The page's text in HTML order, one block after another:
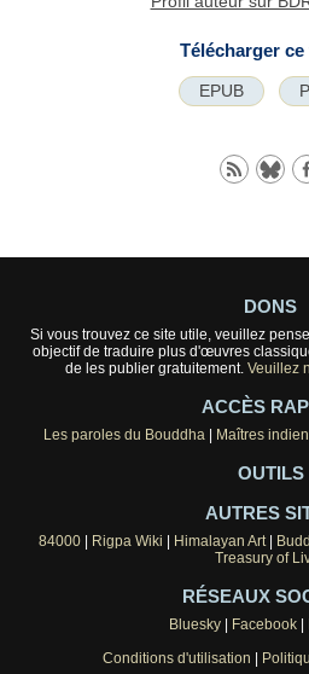
Télécharger ce
EPUB
DONS
Si vous trouvez ce site utile, veuillez
objectif de traduire plus d'œuvres
de les publier gratuitement. Veuillez
ACCÈS
Les paroles du Bouddha| Maîtres
OUTILS
AUTRES
84000| Rigpa Wiki Himalayan Art|
Treasury of
RÉSEAUX
Bluesky| Facebook|
Conditions d'utilisation